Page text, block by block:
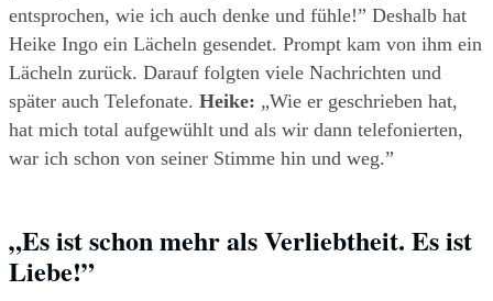
entsprochen, wie ich auch denke und fühle!” Deshalb hat
Heike Ingo ein Lächeln gesendet. Prompt kam von ihm ein
Lächeln zurück. Darauf folgten viele Nachrichten und
später auch Telefonate. Heike: „Wie er geschrieben hat,
hat mich total aufgewühlt und als wir dann telefonierten,
war ich schon von seiner Stimme hin und weg.”
„Es ist schon mehr als Verliebtheit. Es ist
Liebe!”